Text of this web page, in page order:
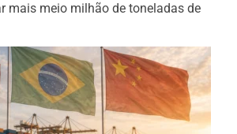
mais meio milhão de toneladas de